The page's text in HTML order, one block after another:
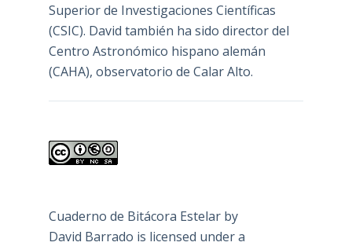
Superior de Investigaciones Científicas
(CSIC). David también ha sido director del
Centro Astronómico hispano alemán
(CAHA), observatorio de Calar Alto.
Cuaderno de Bitácora Estelarby
David Barrado is licensed under a